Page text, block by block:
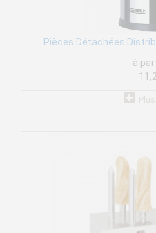
Pièces Détachées
à